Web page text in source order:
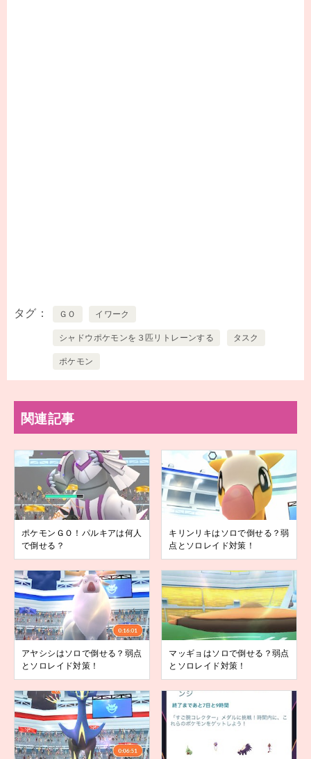
タグ ＧＯ イワーク
シャドウポケモンを３匹リトレーンする タスク
ポケモン
関連記事
ポケモンＧＯ！パルキアは何人
で倒せる？
キリンリキはソロで倒せる？弱
点とソロレイド対策！
アヤシシはソロで倒せる？弱点
とソロレイド対策！
マッギョはソロで倒せる？弱点
とソロレイド対策！